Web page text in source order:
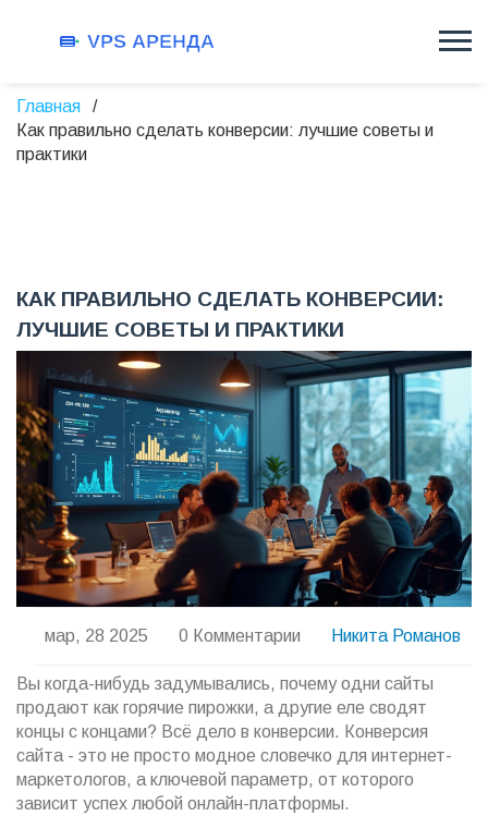
Главная
Как правильно сделать конверсии: лучшие советы и
практики
КАК ПРАВИЛЬНО СДЕЛАТЬ КОНВЕРСИИ:
ЛУЧШИЕ СОВЕТЫ И ПРАКТИКИ
мар, 28 2025 0 Комментарии Никита Романов
Вы когда-нибудь задумывались, почему одни сайты
продают как горячие пирожки, а другие еле сводят
концы с концами? Всё дело в конверсии. Конверсия
сайта - это не просто модное словечко для интернет-
маркетологов, а ключевой параметр, от которого
зависит успех любой онлайн-платформы.